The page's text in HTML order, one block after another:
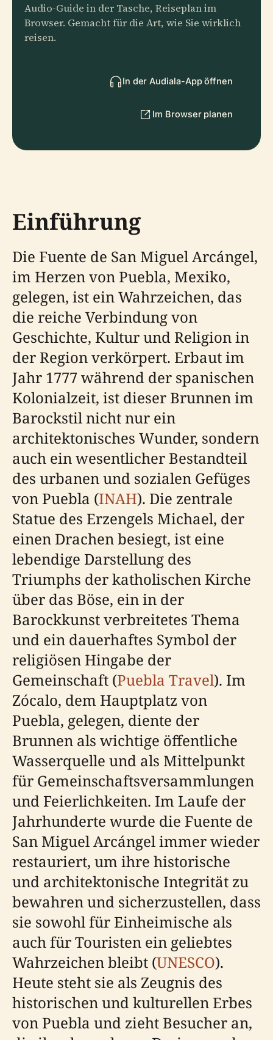
Audio-Guide in der Tasche, Reiseplan im
Browser. Gemacht für die Art, wie Sie wirklich
reisen.
In der Audiala-App öffnen
Im Browser planen
Einführung
Die Fuente de San Miguel Arcángel,
im Herzen von Puebla, Mexiko,
gelegen, ist ein Wahrzeichen, das
die reiche Verbindung von
Geschichte, Kultur und Religion in
der Region verkörpert. Erbaut im
Jahr 1777 während der spanischen
Kolonialzeit, ist dieser Brunnen im
Barockstil nicht nur ein
architektonisches Wunder, sondern
auch ein wesentlicher Bestandteil
des urbanen und sozialen Gefüges
von Puebla (INAH). Die zentrale
Statue des Erzengels Michael, der
einen Drachen besiegt, ist eine
lebendige Darstellung des
Triumphs der katholischen Kirche
über das Böse, ein in der
Barockkunst verbreitetes Thema
und ein dauerhaftes Symbol der
religiösen Hingabe der
Gemeinschaft (Puebla Travel). Im
Zócalo, dem Hauptplatz von
Puebla, gelegen, diente der
Brunnen als wichtige öffentliche
Wasserquelle und als Mittelpunkt
für Gemeinschaftsversammlungen
und Feierlichkeiten. Im Laufe der
Jahrhunderte wurde die Fuente de
San Miguel Arcángel immer wieder
restauriert, um ihre historische
und architektonische Integrität zu
bewahren und sicherzustellen, dass
sie sowohl für Einheimische als
auch für Touristen ein geliebtes
Wahrzeichen bleibt (UNESCO).
Heute steht sie als Zeugnis des
historischen und kulturellen Erbes
von Puebla und zieht Besucher an,